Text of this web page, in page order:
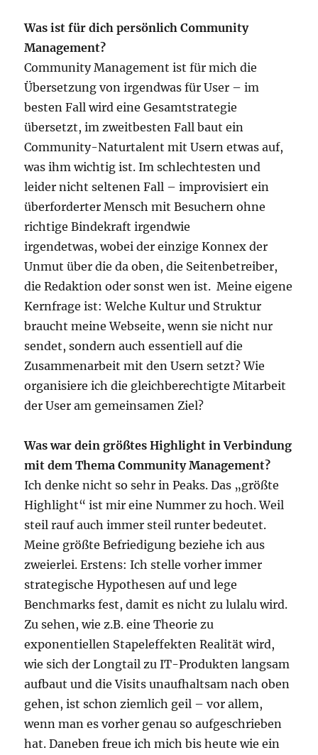
Was ist für dich persönlich Community
Management?
Community Management ist für mich die
Übersetzung von irgendwas für User – im
besten Fall wird eine Gesamtstrategie
übersetzt, im zweitbesten Fall baut ein
Community-Naturtalent mit Usern etwas auf,
was ihm wichtig ist. Im schlechtesten und
leider nicht seltenen Fall – improvisiert ein
überforderter Mensch mit Besuchern ohne
richtige Bindekraft irgendwie
irgendetwas, wobei der einzige Konnex der
Unmut über die da oben, die Seitenbetreiber,
die Redaktion oder sonst wen ist. Meine eigene
Kernfrage ist: Welche Kultur und Struktur
braucht meine Webseite, wenn sie nicht nur
sendet, sondern auch essentiell auf die
Zusammenarbeit mit den Usern setzt? Wie
organisiere ich die gleichberechtigte Mitarbeit
der User am gemeinsamen Ziel?
Was war dein größtes Highlight in Verbindung
mit dem Thema Community Management?
Ich denke nicht so sehr in Peaks. Das „größte
Highlight“ ist mir eine Nummer zu hoch. Weil
steil rauf auch immer steil runter bedeutet.
Meine größte Befriedigung beziehe ich aus
zweierlei. Erstens: Ich stelle vorher immer
strategische Hypothesen auf und lege
Benchmarks fest, damit es nicht zu lulalu wird.
Zu sehen, wie z.B. eine Theorie zu
exponentiellen Stapeleffekten Realität wird,
wie sich der Longtail zu IT-Produkten langsam
aufbaut und die Visits unaufhaltsam nach oben
gehen, ist schon ziemlich geil – vor allem,
wenn man es vorher genau so aufgeschrieben
hat. Daneben freue ich mich bis heute wie ein